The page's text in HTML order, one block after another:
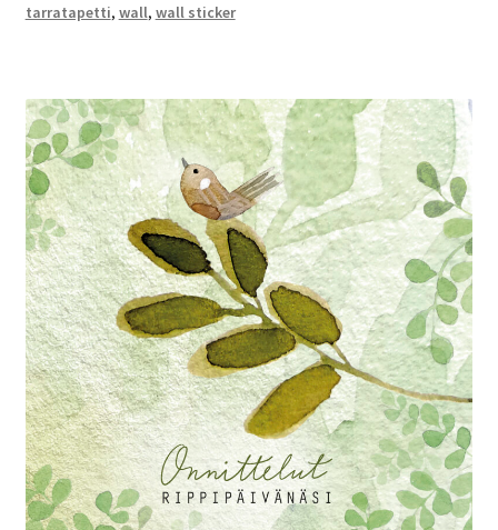
tarratapetti, wall, wall sticker